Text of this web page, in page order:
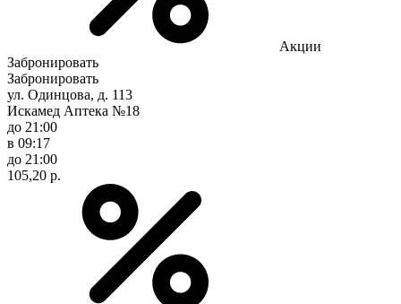
Акции
Забронировать
Забронировать
ул. Одинцова, д. 113
Искамед Аптека №18
до 21:00
в 09:17
до 21:00
105,20 р.